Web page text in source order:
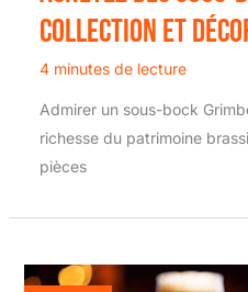
collection et
4 minutes de lecture
Admirer un sous-bock
richesse du patrimoine
pièces